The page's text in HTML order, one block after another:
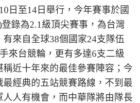
日至14日舉行，今年賽事於國
錄為2.1級頂尖賽事，為台灣
來自全球38個國家24支隊伍
來台競輪，更有多達6支二級
近十年來的最佳參賽陣容；今
最經典的五站競賽路線，不到最
人有機會，而中華隊將由隊長